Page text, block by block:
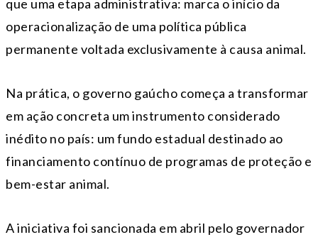
que uma etapa administrativa: marca o início da
operacionalização de uma política pública
permanente voltada exclusivamente à causa animal.
Na prática, o governo gaúcho começa a transformar
em ação concreta um instrumento considerado
inédito no país: um fundo estadual destinado ao
financiamento contínuo de programas de proteção e
bem-estar animal.
A iniciativa foi sancionada em abril pelo governador